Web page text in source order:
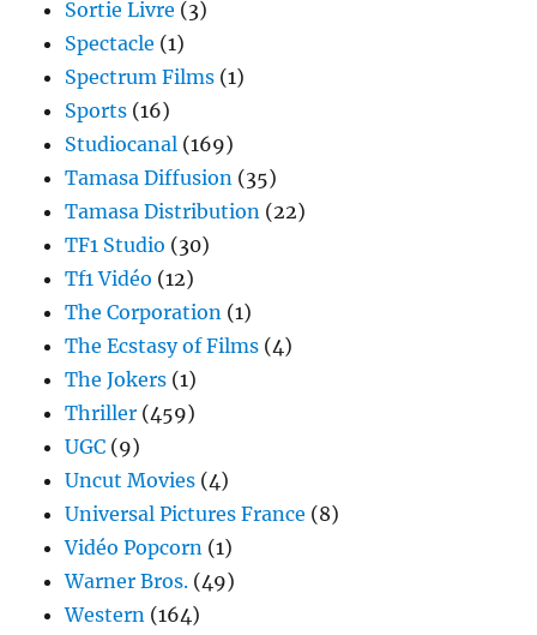
Sortie Livre (3)
Spectacle (1)
Spectrum Films (1)
Sports (16)
Studiocanal (169)
Tamasa Diffusion (35)
Tamasa Distribution (22)
TF1 Studio (30)
Tf1 Vidéo (12)
The Corporation (1)
The Ecstasy of Films (4)
The Jokers (1)
Thriller (459)
UGC (9)
Uncut Movies (4)
Universal Pictures France (8)
Vidéo Popcorn (1)
Warner Bros. (49)
Western (164)